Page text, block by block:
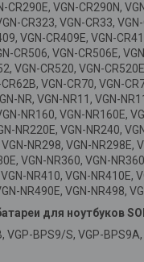
CR290E, VGN-CR290N,
CR323, VGN-CR33,
VGN-CR409E, VGN-
CR506, VGN-CR506E,
VGN-CR520, VGN-
VGN-CR70, VGN-
NR, VGN-NR11, VGN-
NR160, VGN-NR160E,
NR220E, VGN-NR240,
NR298, VGN-
VGN-NR360, VGN-
NR410, VGN-NR410E,
NR490E, VGN-NR498,
для ноутбуков
VGP-BPS9/S, VGP-